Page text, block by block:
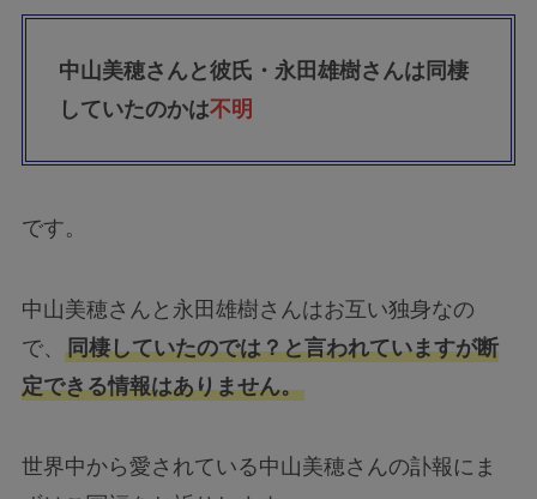
中山美穂さんと彼氏・永田雄樹さんは同棲
していたのかは不明
です。
中山美穂さんと永田雄樹さんはお互い独身なの
で、 同棲していたのでは？と言われていますが断
定できる情報はありません。
世界中から愛されている中山美穂さんの訃報にま